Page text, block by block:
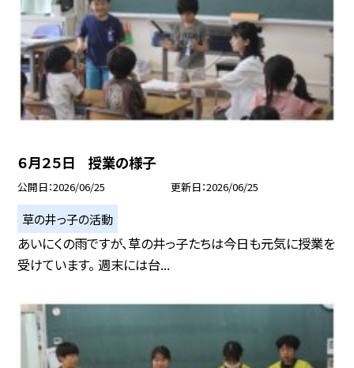
６月２５日 授業の様子
公開日 2026/06/25 更新日 2026/06/25
草の井っ子の活動
あいにくの雨ですが、草の井っ子たちは今日も元気に授業を
受けています。 週末には台...